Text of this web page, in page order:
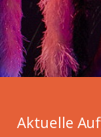
Aktuelle